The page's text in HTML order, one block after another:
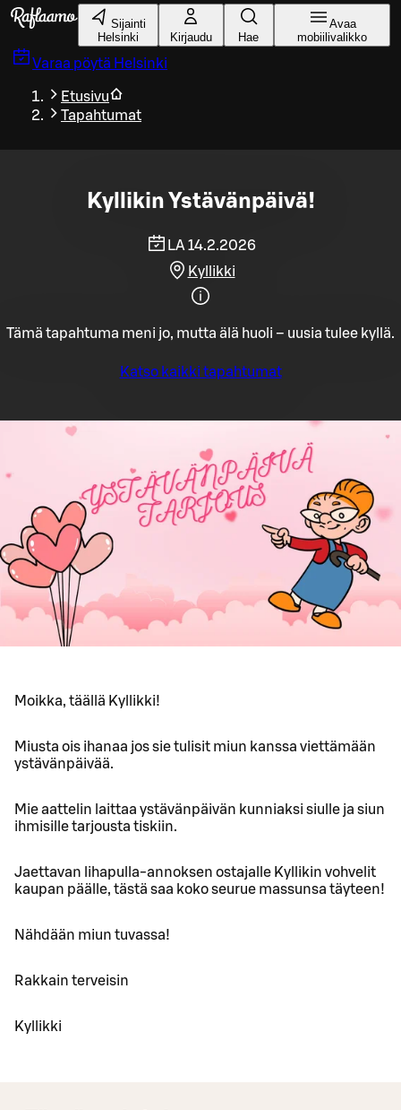
Siirry pääsisältöön
Sijainti
Helsinki
Kirjaudu Hae
Avaa
mobiilivalikko
Varaa pöytä Helsinki
Etusivu
Tapahtumat
Kyllikin Ystävänpäivä!
LA 14.2.2026
Kyllikki
Tämä tapahtuma meni jo, mutta älä huoli – uusia tulee kyllä.
Katso kaikki tapahtumat
Moikka, täällä Kyllikki!
Miusta ois ihanaa jos sie tulisit miun kanssa viettämään
ystävänpäivää.
Mie aattelin laittaa ystävänpäivän kunniaksi siulle ja siun
ihmisille tarjousta tiskiin.
Jaettavan lihapulla-annoksen ostajalle Kyllikin vohvelit
kaupan päälle, tästä saa koko seurue massunsa täyteen!
Nähdään miun tuvassa!
Rakkain terveisin
Kyllikki